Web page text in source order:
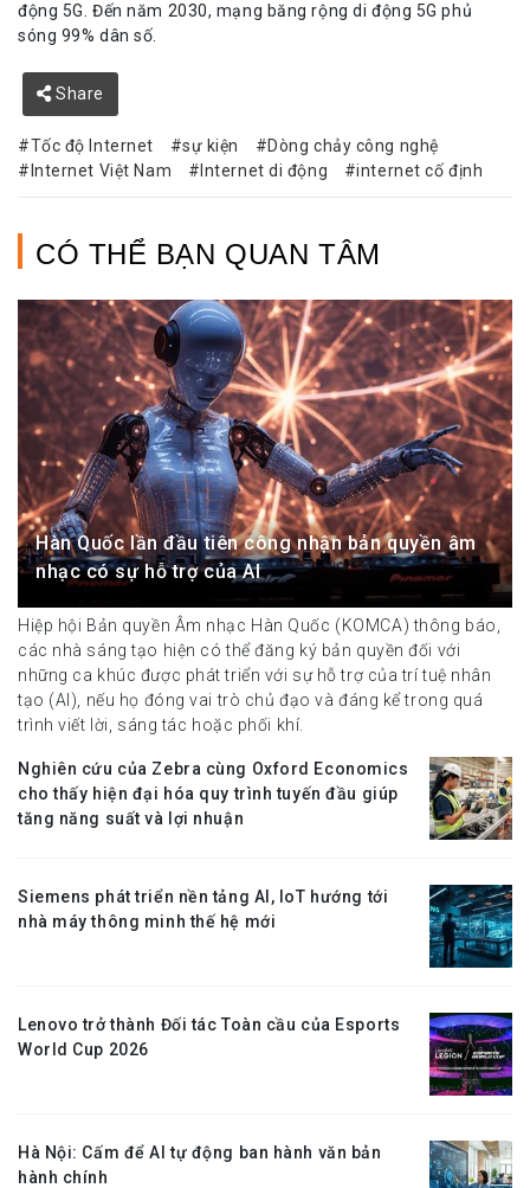
động 5G. Đến năm 2030, mạng băng rộng di động 5G phủ
sóng 99% dân số.
Share
Tốc độ Internet sự kiện
Dòng chảy công nghệ
Internet Việt Nam
Internet di động internet cố định
CÓ THỂ BẠN QUAN TÂM
Hàn Quốc lần đầu tiên công nhận bản quyền âm
nhạc có sự hỗ trợ của AI
Hiệp hội Bản quyền Âm nhạc Hàn Quốc (KOMCA) thông báo,
các nhà sáng tạo hiện có thể đăng ký bản quyền đối với
những ca khúc được phát triển với sự hỗ trợ của trí tuệ nhân
tạo (AI), nếu họ đóng vai trò chủ đạo và đáng kể trong quá
trình viết lời, sáng tác hoặc phối khí.
Nghiên cứu của Zebra cùng Oxford Economics
cho thấy hiện đại hóa quy trình tuyến đầu giúp
tăng năng suất và lợi nhuận
Siemens phát triển nền tảng AI, IoT hướng tới
nhà máy thông minh thế hệ mới
Lenovo trở thành Đối tác Toàn cầu của Esports
World Cup 2026
Hà Nội: Cấm để AI tự động ban hành văn bản
hành chính